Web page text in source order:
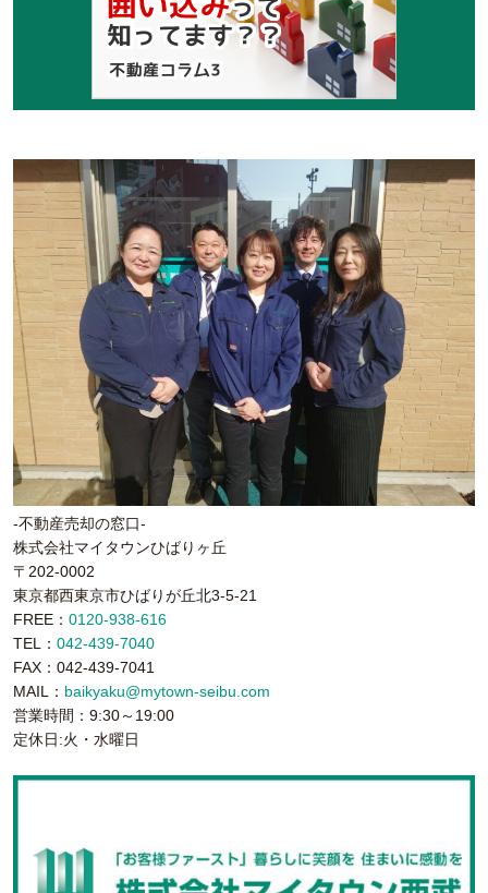
-不動産売却の窓口-
株式会社マイタウンひばりヶ丘
〒202-0002
東京都西東京市ひばりが丘北3-5-21
FREE： 0120-938-616
TEL： 042-439-7040
FAX：042-439-7041
MAIL： baikyaku@mytown-seibu.com
営業時間：9:30～19:00
定休日:火・水曜日